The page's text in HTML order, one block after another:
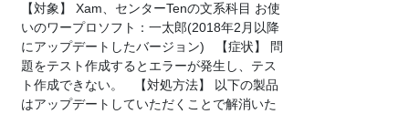
【対象】 Xam、センターTenの文系科目 お使
いのワープロソフト：一太郎(2018年2月以降
にアップデートしたバージョン) 【症状】 問
題をテスト作成するとエラーが発生し、テス
ト作成できない。 【対処方法】 以下の製品
はアップデートしていただくことで解消いた